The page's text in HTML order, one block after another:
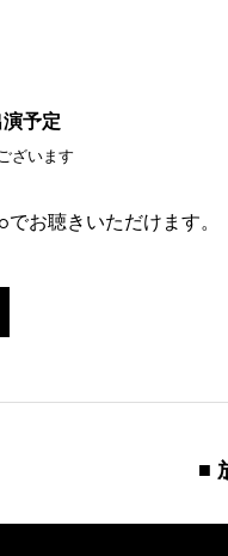
予定
ざいます
お聴きいただけます。
■